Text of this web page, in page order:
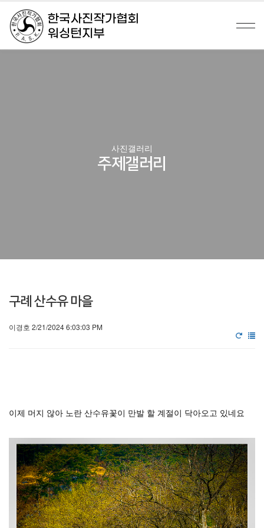
사진갤러리
주제갤러리
구례 산수유 마을
이경호 2/21/2024 6:03:03 PM
이제 머지 않아 노란 산수유꽃이 만발 할 계절이 닥아오고 있네요